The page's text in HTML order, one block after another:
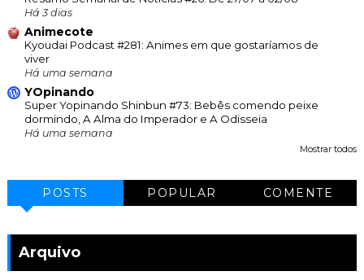
Há 3 dias
Animecote
Kyoudai Podcast #281: Animes em que gostaríamos de
viver
Há uma semana
YOpinando
Super Yopinando Shinbun #73: Bebês comendo peixe
dormindo, A Alma do Imperador e A Odisseia
Há uma semana
Mostrar todos
POSTS POPULAR COMENTE
Arquivo